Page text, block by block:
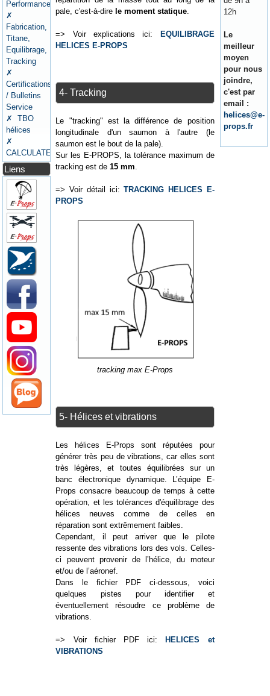
Performances
✗
Fabrication,
Titane,
Equilibrage,
Tracking
✗
Certifications
/ Bulletins
Service
✗ TBO
hélices
✗
CALCULATEURS
Liens
pale, c'est-à-dire le moment statique
=> Voir explications ici:
EQUILIBRAGE
HELICES E-PROPS
4- Tracking
Le "tracking" est la différence de position
longitudinale d'un saumon à l'autre (le
saumon est le bout de la pale).
Sur les E-PROPS, la tolérance maximum de
tracking est de15 mm.
=> Voir détail ici:TRACKING HELICES E-
PROPS
tracking max E-Props
5- Hélices et vibrations
Les hélices E-Props sont réputées pour
générer très peu de vibrations, car elles sont
très légères, et toutes équilibrées sur un
banc électronique dynamique. L’équipe E-
Props consacre beaucoup de temps à cette
opération, et les tolérances d'équilibrage des
hélices neuves comme de celles en
réparation sont extrêmement faibles.
Cependant, il peut arriver que le pilote
ressente des vibrations lors des vols. Celles-
ci peuvent provenir de l’hélice, du moteur
et/ou de l’aéronef.
Dans le fichier PDF ci-dessous, voici
quelques pistes pour identifier et
éventuellement résoudre ce problème de
vibrations.
=> Voir fichier PDF ici:
HELICES et
VIBRATIONS
12h
Le
meilleur
moyen
pour nous
joindre,
c'est par
email :
helices@e-
props.fr